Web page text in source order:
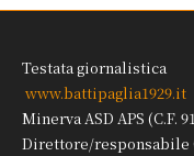
Testata giornalistica
www.battipaglia1929.it
Minerva ASD APS (C.F.
Direttore/responsabile